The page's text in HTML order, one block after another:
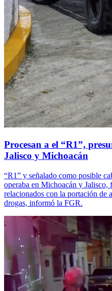
Procesan a el “R1”,
Jalisco y Michoacán
“R1” y señalado como posible
operaba en Michoacán y
relacionados con la portación de
drogas, informó la FGR.